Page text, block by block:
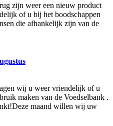
zijn weer een nieuw product
of u bij het boodschappen
die afhankelijk zijn van de
wij u weer vriendelijk of u
maken van de Voedselbank .
maand willen wij uw